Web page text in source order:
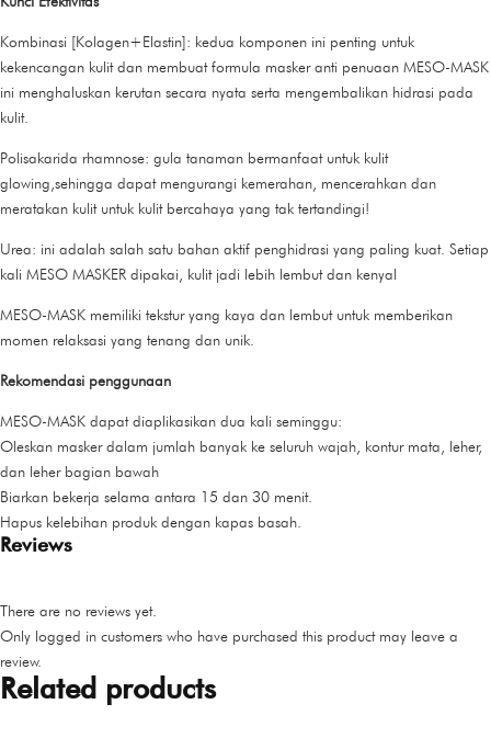
Kombinasi [Kolagen+Elastin]: kedua komponen ini penting untuk
kekencangan kulit dan membuat formula masker anti penuaan MESO-MASK
ini menghaluskan kerutan secara nyata serta mengembalikan hidrasi pada
kulit.
Polisakarida rhamnose: gula tanaman bermanfaat untuk kulit
glowing,sehingga dapat mengurangi kemerahan, mencerahkan dan
meratakan kulit untuk kulit bercahaya yang tak tertandingi!
Urea: ini adalah salah satu bahan aktif penghidrasi yang paling kuat. Setiap
kali MESO MASKER dipakai, kulit jadi lebih lembut dan kenyal
MESO-MASK memiliki tekstur yang kaya dan lembut untuk memberikan
momen relaksasi yang tenang dan unik.
Rekomendasi penggunaan
MESO-MASK dapat diaplikasikan dua kali seminggu:
Oleskan masker dalam jumlah banyak ke seluruh wajah, kontur mata, leher,
dan leher bagian bawah
Biarkan bekerja selama antara 15 dan 30 menit.
Hapus kelebihan produk dengan kapas basah.
Reviews
There are no reviews yet.
Only logged in customers who have purchased this product may leave a
review.
Related products